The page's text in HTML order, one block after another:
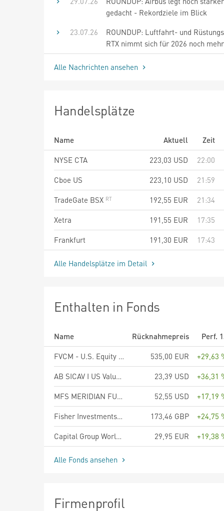
gedacht - Rekordziele im Blick
23.07.26
ROUNDUP: Luftfahrt- und
RTX nimmt sich für 2026 noch
Alle Nachrichten ansehen
Handelsplätze
Name Aktuell
Zeit
NYSE CTA
223,03 USD
22:00
Cboe US
223,10 USD
21:59
TradeGate BSX
192,55 EUR
21:34
Xetra
191,55 EUR
17:35
Frankfurt
191,30 EUR 17:43
Alle Handelsplätze im Detail
Enthalten in Fonds
Name Rücknahmepreis
Perf.
FVCM - U.S. Equity Fund R EUR
535,00 EUR
+29,63
AB SICAV I US Value Portfolio Class I
23,39 USD
+36,31
MFS MERIDIAN FUNDS - U.S. VALUE FUND - Klasse A1 USD
52,55 USD
+17,19
Fisher Investments Institutional Global Developed Equity Fund Sterling Class Shares (unhedged)
173,46 GBP
+24,75
Capital Group World Dividend Growers (LUX) Z EUR
29,95 EUR +19,38
Alle Fonds ansehen
Firmenprofil